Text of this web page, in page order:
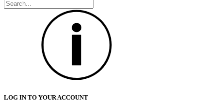
LOG IN TO YOUR ACCOUNT